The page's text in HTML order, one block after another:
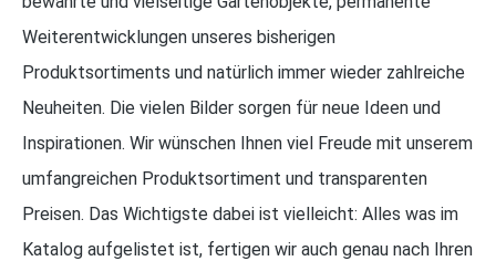
Weiterentwicklungen unseres bisherigen
Produktsortiments und natürlich immer wieder zahlreiche
Neuheiten. Die vielen Bilder sorgen für neue Ideen und
Inspirationen. Wir wünschen Ihnen viel Freude mit unserem
umfangreichen Produktsortiment und transparenten
Preisen. Das Wichtigste dabei ist vielleicht: Alles was im
Katalog aufgelistet ist, fertigen wir auch genau nach Ihren